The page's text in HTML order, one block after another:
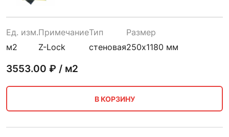
Ед. изм.
м2
Примечание
Z-Lock
Тип
стеновая
Размер
250х1180 мм
3553.00 ₽ / м2
В КОРЗИНУ